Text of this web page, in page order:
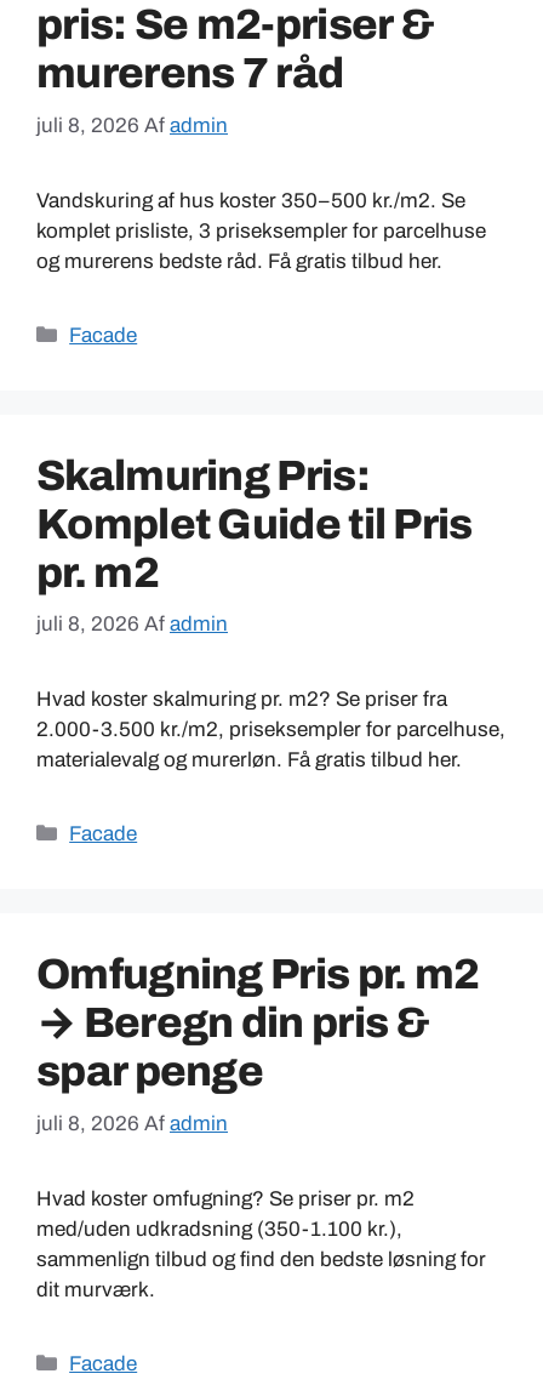
pris: Se m2-priser &
murerens 7 råd
juli 8, 2026 Af admin
Vandskuring af hus koster 350–500 kr./m2. Se
komplet prisliste, 3 priseksempler for parcelhuse
og murerens bedste råd. Få gratis tilbud her.
Kategorier
Facade
Skalmuring Pris:
Komplet Guide til Pris
pr. m2
juli 8, 2026 Af admin
Hvad koster skalmuring pr. m2? Se priser fra
2.000-3.500 kr./m2, priseksempler for parcelhuse,
materialevalg og murerløn. Få gratis tilbud her.
Kategorier
Facade
Omfugning Pris pr. m2
→ Beregn din pris &
spar penge
juli 8, 2026 Af admin
Hvad koster omfugning? Se priser pr. m2
med/uden udkradsning (350-1.100 kr.),
sammenlign tilbud og find den bedste løsning for
dit murværk.
Kategorier
Facade